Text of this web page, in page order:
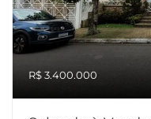
R$ 3.400.000